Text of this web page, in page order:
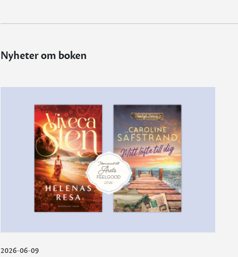
Nyheter om boken
2026-06-09